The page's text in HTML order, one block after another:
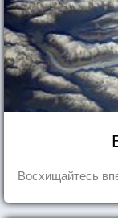
Восхищайтесь